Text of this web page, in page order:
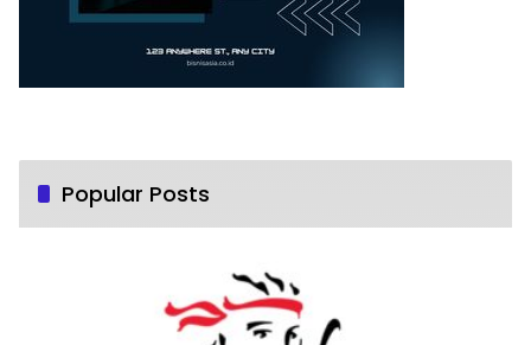
Popular Posts